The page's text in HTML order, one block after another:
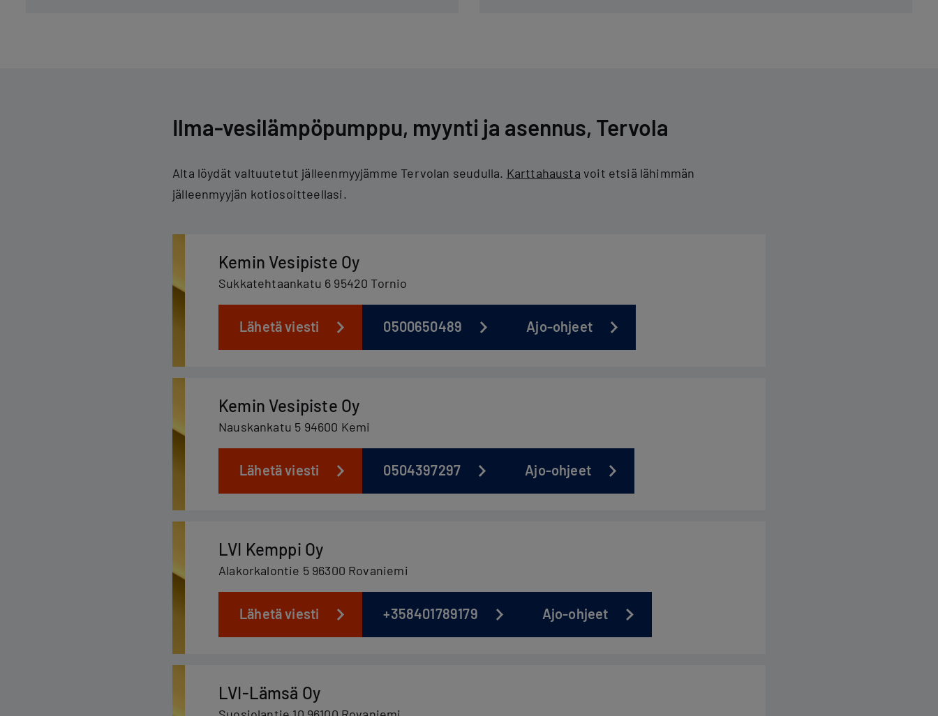
Ilma-vesilämpöpumppu, myynti ja asennus, Tervola
Alta löydät valtuutetut jälleenmyyjämme Tervolan seudulla. Karttahausta voit etsiä lähimmän
jälleenmyyjän kotiosoitteellasi.
Kemin Vesipiste Oy
Sukkatehtaankatu 6 95420 Tornio
Lähetä viesti 0500650489 Ajo-ohjeet
Kemin Vesipiste Oy
Nauskankatu 5 94600 Kemi
Lähetä viesti 0504397297 Ajo-ohjeet
LVI Kemppi Oy
Alakorkalontie 5 96300 Rovaniemi
Lähetä viesti +358401789179 Ajo-ohjeet
LVI-Lämsä Oy